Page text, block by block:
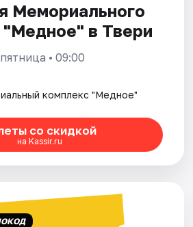
Мемориального
"Медное" в Твери
пятница • 09:00
комплекс "Медное"
со скидкой
на Kassir.ru